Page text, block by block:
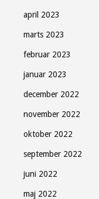
april 2023
marts 2023
februar 2023
januar 2023
december 2022
november 2022
oktober 2022
september 2022
juni 2022
maj 2022